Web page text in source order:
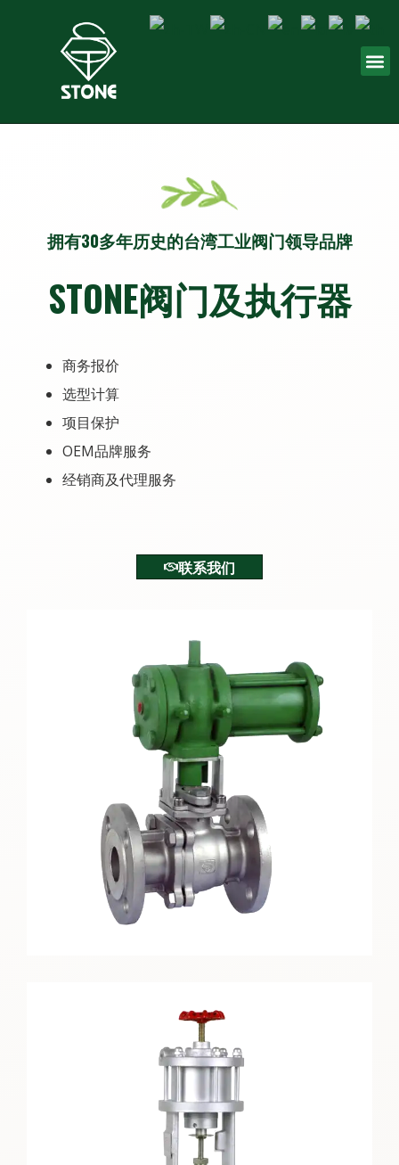
拥有30多年历史的台湾工业阀门领导品牌
STONE阀门及执行器
商务报价
选型计算
项目保护
OEM品牌服务
经销商及代理服务
联系我们